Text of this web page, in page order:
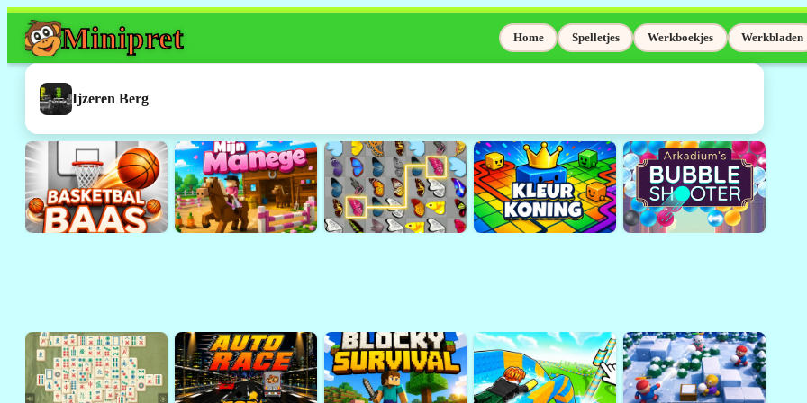
Minipret Home Spelletjes Werkboekjes Werkbladen
Dit spel werkt helaas niet meer
Ijzeren Berg